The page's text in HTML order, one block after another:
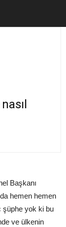
Başkanı
hemen hemen
şüphe yok ki bu
ve ülkenin